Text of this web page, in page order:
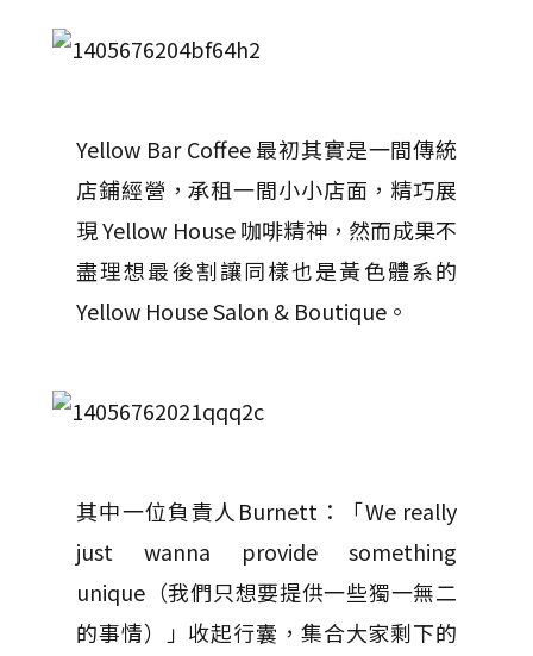
Yellow Bar Coffee 最初其實是一間傳統
店鋪經營，承租一間小小店面，精巧展
現 Yellow House 咖啡精神，然而成果不
盡理想最後割讓同樣也是黃色體系的
Yellow House Salon & Boutique。
其中一位負責人Burnett：「We really
just wanna provide something
unique（我們只想要提供一些獨一無二
的事情）」收起行囊，集合大家剩下的